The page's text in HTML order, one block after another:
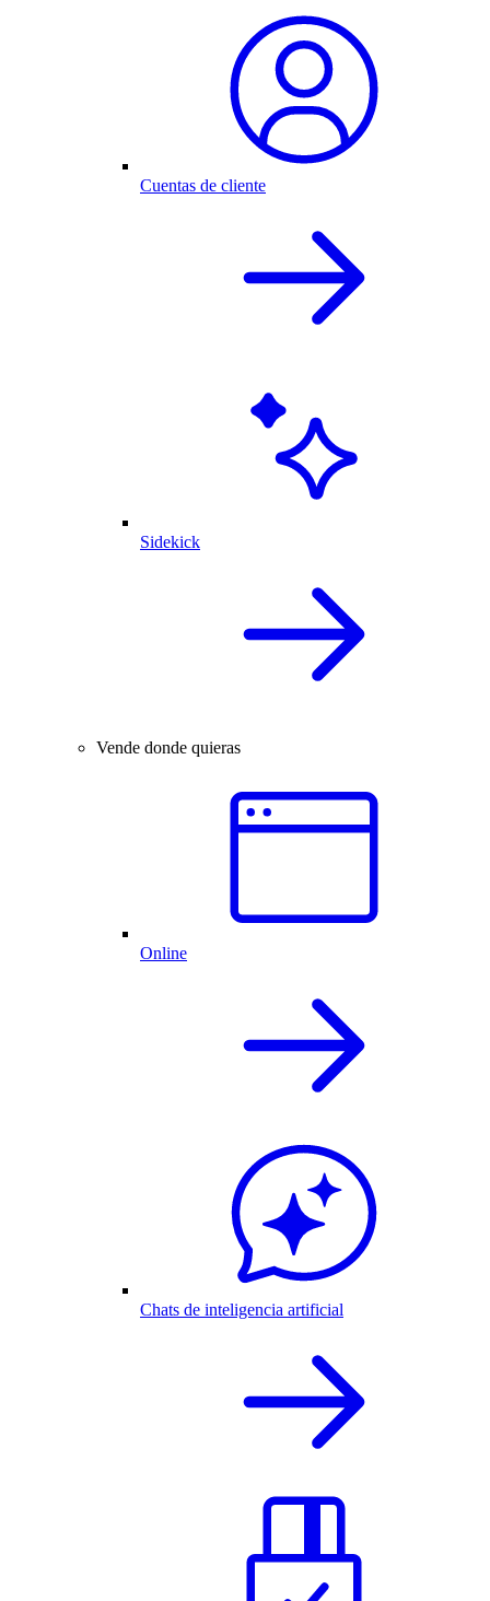
Cuentas de cliente
Sidekick
Vende donde quieras
Online
Chats de inteligencia artificial